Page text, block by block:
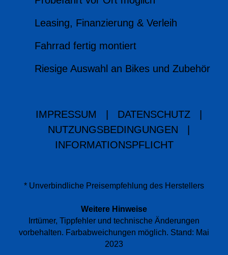
Leasing, Finanzierung & Verleih
Fahrrad fertig montiert
Riesige Auswahl an Bikes und Zubehör
IMPRESSUM DATENSCHUTZ
NUTZUNGSBEDINGUNGEN
INFORMATIONSPFLICHT
* Unverbindliche Preisempfehlung des Herstellers
Weitere Hinweise
Irrtümer, Tippfehler und technische Änderungen
vorbehalten. Farbabweichungen möglich. Stand: Mai
2023